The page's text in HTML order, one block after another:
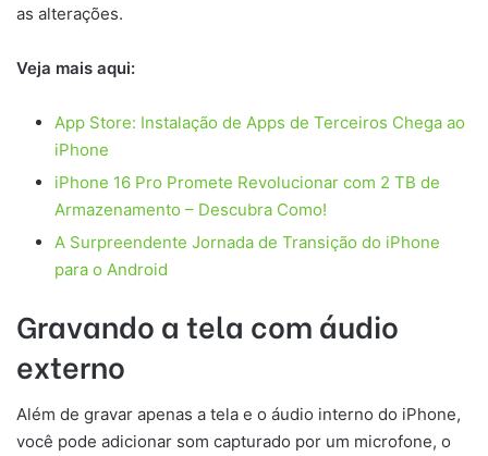
as alterações.
Veja mais aqui:
App Store: Instalação de Apps de Terceiros Chega ao
iPhone
iPhone 16 Pro Promete Revolucionar com 2 TB de
Armazenamento – Descubra Como!
A Surpreendente Jornada de Transição do iPhone
para o Android
Gravando a tela com áudio
externo
Além de gravar apenas a tela e o áudio interno do iPhone,
você pode adicionar som capturado por um microfone, o